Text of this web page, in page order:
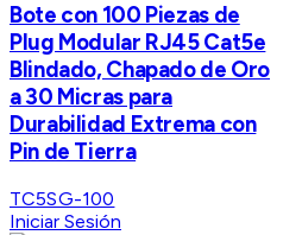
Bote con 100 Piezas de
Plug Modular RJ45 Cat5e
Blindado, Chapado de Oro
a 30 Micras para
Durabilidad Extrema con
Pin de Tierra
TC5SG-100
Iniciar Sesión